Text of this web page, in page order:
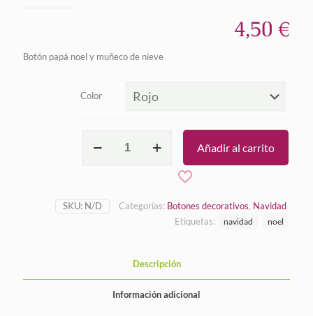
4,50 €
Botón papá noel y muñeco de nieve
Color
Noel
nieve
cantidad
Añadir al carrito
SKU: N/D Categorías: Botones decorativos, Navidad
Etiquetas:
navidad noel
Descripción
Información adicional